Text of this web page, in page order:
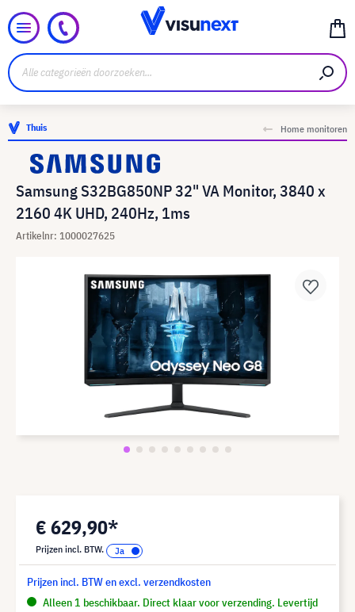
Thuis Home monitoren
Samsung S32BG850NP 32" VA Monitor, 3840 x
2160 4K UHD, 240Hz, 1ms
Artikelnr: 1000027625
€ 629,90*
Prijzen incl. BTW.
Prijzen incl. BTW en excl. verzendkosten
Alleen 1 beschikbaar. Direct klaar voor verzending. Levertijd